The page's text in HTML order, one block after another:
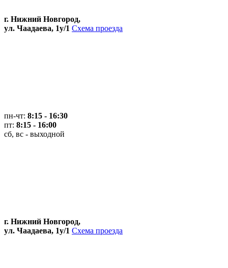
г. Нижний Новгород,
ул. Чаадаева, 1у/1 Схема проезда
пн-чт: 8:15 - 16:30
пт: 8:15 - 16:00
сб, вс - выходной
г. Нижний Новгород,
ул. Чаадаева, 1у/1 Схема проезда